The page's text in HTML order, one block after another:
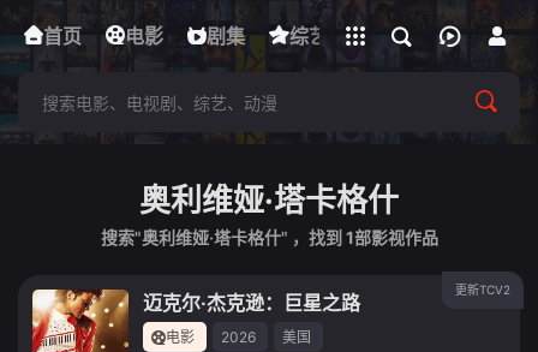
首页 电影 剧集 综艺 动漫 短剧
下载客户端
立即登录
奥利维娅·塔卡格什
搜索"奥利维娅·塔卡格什" ，找到 1部影视作品
更新TCV2
迈克尔·杰克逊：巨星之路
电影 2026
美国